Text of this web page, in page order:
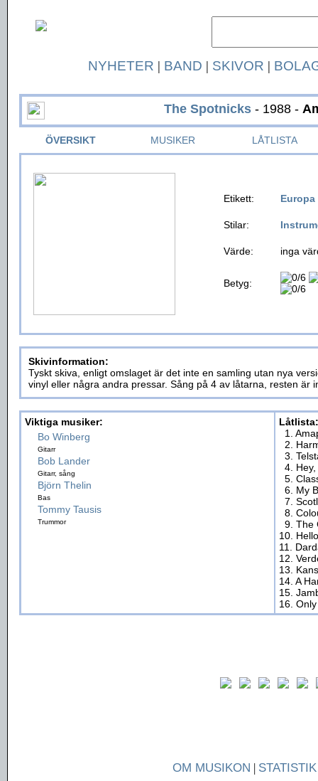
NYHETER | BAND | SKIVOR |
The Spotnicks - 1988 -
ÖVERSIKT MUSIKER LÅTLISTA
Etikett:
Stilar:
Värde: inga
Betyg:
Skivinformation:
Tyskt skiva, enligt omslaget är det inte en samling utan nya
vinyl eller några andra pressar. Sång på 4 av låtarna, resten är
Viktiga musiker:
Bo Winberg
Gitarr
Bob Lander
Gitarr, sång
Björn Thelin
Bas
Tommy Tausis
Trummor
Låtlista:
1.
2.
3.
4.
5.
6. My
7.
8.
9. The
10.
11.
12.
13.
14. A
15.
16.
OM MUSIKON | STATISTIK